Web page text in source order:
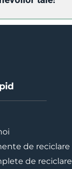
de reciclare
de reciclare